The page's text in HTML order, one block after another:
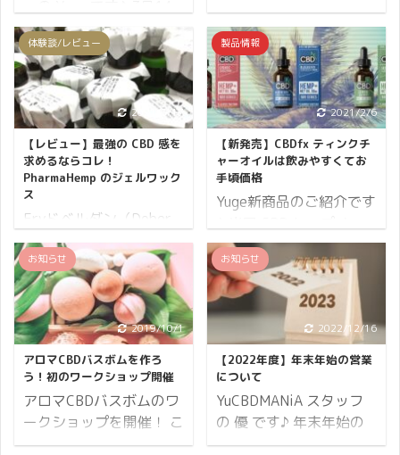
日はホワイトデー♪ 一般
的にバレンタインデーに
チョコレートなどをもら
った男性が、そのお返し
としてキャンディなどの
プレゼントを女性に贈る
日とされています。 そこ
で CBDMANiA では日頃
のご愛顧に感謝をいたし
まして、お客さま謝恩キ
ャンペーンを実施するこ
とにしました。 それでは
キャンペーンの詳細で
す。 ハッピーホワイトデ
ー2020の内容 プレゼン
ト商品は CBD ペン
NATUuR CBD PEN
CBD20% Oil with
Terpenes ...
日開催！ブラックフライ
デーの特設ページになり
ます。 ブラックフライデ
ーセールは本日2022年
11月25日（金）から3日
間限定です！ イベント情
報はこちらでご確認くだ
さい。 ブラックフライデ
ーとは アメリカの祝日で
ある感謝祭（11月の第4
木曜日）の翌日金曜日の
こと。アメリカの小売業
界で最大規模のセールと
なり、年末商戦の幕開け
を告げるイベント。多く
の企業や商店が大型商戦
をしかけ、黒字になると
いう解釈からブラックフ
ライデー（Black
Friday）と呼 ...
体験談/レビュー
2021/3/17
【レビュー】最強の CBD 感を
求めるならコレ！
PharmaHemp のジェルワック
ス
Eryドベルダン（Dober
Dan）～Eryです★ この
挨拶はスロベニア語で
「こんにちわ」を意味し
ます。 本記事でジェルワ
ックスをレビューしてい
くにあたり、ヨーロッパ
のスロベニアにある
PharmaHemp社にちなん
で、現地の言葉でご挨拶
させて頂きました♪ CBD
製品情報
2021/2/6
【新発売】CBDfx ティンクチ
ャーオイルは飲みやすくてお
手頃価格
Yuge新商品のご紹介です
カー（世界61か国に輸
出）のひとつである
CBDfx よりティンクチャ
ーオイルが発売されまし
た！ ティンクチャーとは
ティンクチャーオイルと
いうのはドロッパー（ス
ポイト）から舌下に垂ら
したり、食べ物や飲み物
お知らせ
2019/10/1
アロマCBDバスボムを作ろ
う！初のワークショップ開催
アロマCBDバスボムのワ
ークショップを開催！ こ
の夏！ついに！！
お知らせ
2022/12/16
【2022年度】年末年始の営業
について
YuCBDMANiA スタッフ
の 優 です♪ 年末年始の
営業についてお知らせし